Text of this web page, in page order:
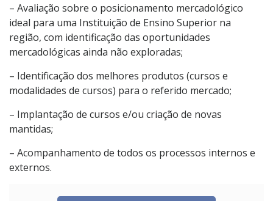
– Avaliação sobre o posicionamento mercadológico
ideal para uma Instituição de Ensino Superior na
região, com identificação das oportunidades
mercadológicas ainda não exploradas;
– Identificação dos melhores produtos (cursos e
modalidades de cursos) para o referido mercado;
– Implantação de cursos e/ou criação de novas
mantidas;
– Acompanhamento de todos os processos internos e
externos.